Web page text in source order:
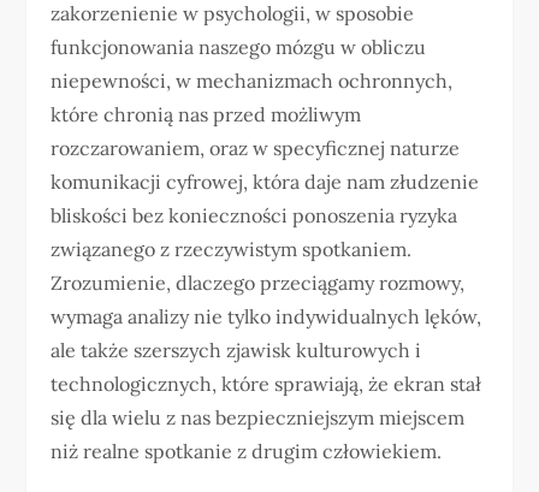
zakorzenienie w psychologii, w sposobie
funkcjonowania naszego mózgu w obliczu
niepewności, w mechanizmach ochronnych,
które chronią nas przed możliwym
rozczarowaniem, oraz w specyficznej naturze
komunikacji cyfrowej, która daje nam złudzenie
bliskości bez konieczności ponoszenia ryzyka
związanego z rzeczywistym spotkaniem.
Zrozumienie, dlaczego przeciągamy rozmowy,
wymaga analizy nie tylko indywidualnych lęków,
ale także szerszych zjawisk kulturowych i
technologicznych, które sprawiają, że ekran stał
się dla wielu z nas bezpieczniejszym miejscem
niż realne spotkanie z drugim człowiekiem.